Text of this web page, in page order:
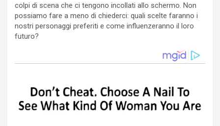
colpi di scena che ci tengono incollati allo schermo. Non
possiamo fare a meno di chiederci: quali scelte faranno i
nostri personaggi preferiti e come influenzeranno il loro
futuro?